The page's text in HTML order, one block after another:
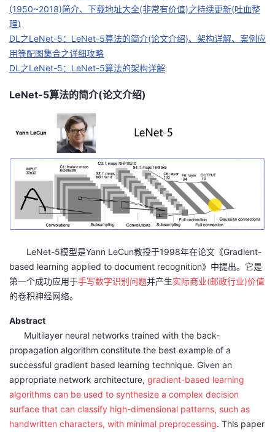
者
学
堂
的
课
程
我
的
认
我
的
验
我
收
藏
支
持
我
技
支
持
的
声
建
议
(1950~2018)简介、下载地址大全(非常有价值)之持续更新(吐血整
理)
DL之LeNet-5：LeNet-5算法的简介(论文介绍)、架构详解、案例应
用等配图集合之详细攻略
DL之LeNet-5：LeNet-5算法的架构详解
LeNet-5算法的简介(论文介绍)
LeNet-5模型是Yann LeCun教授于1998年在论文《Gradient-
based learning applied to document recognition》中提出。它是
第一个成功应用于手写数字识别问题并产生实际商业(邮政行业)价值
的卷积神经网络。
Abstract
Multilayer neural networks trained with the back-
propagation algorithm constitute the best example of a
successful gradient based learning technique. Given an
appropriate network architecture, gradient-based learning
algorithms can be used to synthesize a complex decision
surface that can classify high-dimensional patterns, such as
handwritten characters, with minimal preprocessing. This paper